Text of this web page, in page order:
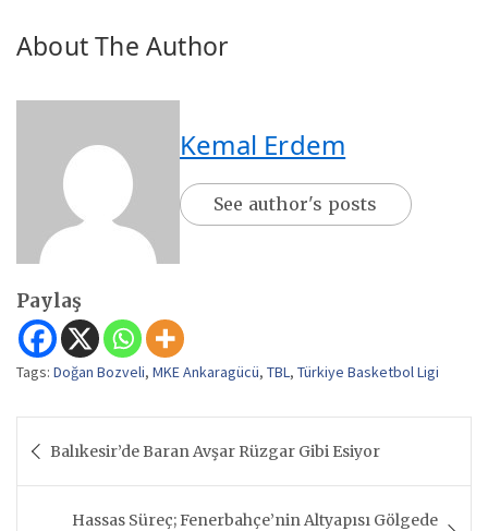
About The Author
Kemal Erdem
See author's posts
Paylaş
Tags: Doğan Bozveli, MKE Ankaragücü, TBL, Türkiye Basketbol Ligi
gezinmesi
Balıkesir’de Baran Avşar Rüzgar Gibi Esiyor
Hassas Süreç; Fenerbahçe’nin Altyapısı Gölgede